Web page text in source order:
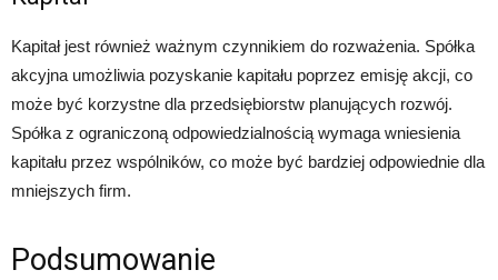
Kapitał jest również ważnym czynnikiem do rozważenia. Spółka
akcyjna umożliwia pozyskanie kapitału poprzez emisję akcji, co
może być korzystne dla przedsiębiorstw planujących rozwój.
Spółka z ograniczoną odpowiedzialnością wymaga wniesienia
kapitału przez wspólników, co może być bardziej odpowiednie dla
mniejszych firm.
Podsumowanie